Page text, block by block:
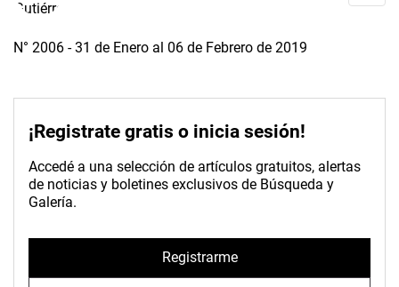
N° 2006 - 31 de Enero al 06 de Febrero de 2019
¡Registrate gratis o inicia sesión!
Accedé a una selección de artículos gratuitos, alertas
de noticias y boletines exclusivos de Búsqueda y
Galería.
Registrarme